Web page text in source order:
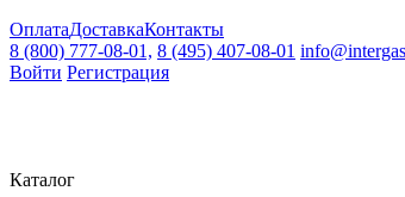
ОплатаДоставкаКонтакты
8 (800) 777-08-01, 8 (495) 407-08-01
Войти Регистрация
Каталог